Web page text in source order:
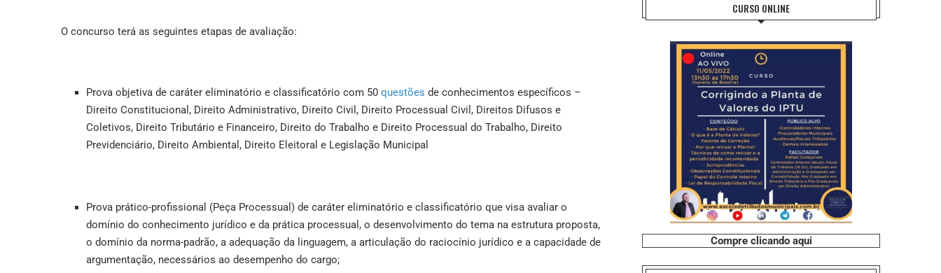
O concurso terá as seguintes etapas de avaliação:
Prova objetiva de caráter eliminatório e classificatório com 50 questões de conhecimentos específicos –
Direito Constitucional, Direito Administrativo, Direito Civil, Direito Processual Civil, Direitos Difusos e
Coletivos, Direito Tributário e Financeiro, Direito do Trabalho e Direito Processual do Trabalho, Direito
Previdenciário, Direito Ambiental, Direito Eleitoral e Legislação Municipal
Prova prático-profissional (Peça Processual) de caráter eliminatório e classificatório que visa avaliar o
domínio do conhecimento jurídico e da prática processual, o desenvolvimento do tema na estrutura proposta,
o domínio da norma-padrão, a adequação da linguagem, a articulação do raciocínio jurídico e a capacidade de
argumentação, necessários ao desempenho do cargo;
CURSO ONLINE
Compre clicando aqui